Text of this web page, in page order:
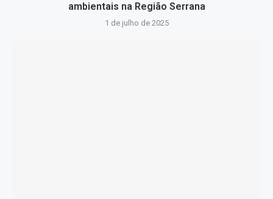
ambientais na Região Serrana
1 de julho de 2025